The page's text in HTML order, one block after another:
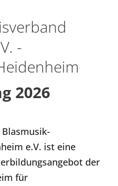
-
2026
e.V. ist eine
der
für